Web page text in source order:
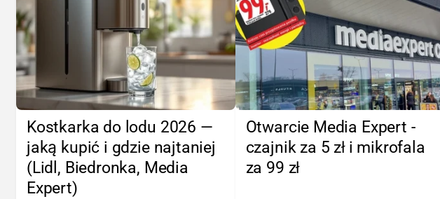
Kostkarka do lodu 2026 —
jaką kupić i gdzie najtaniej
(Lidl, Biedronka, Media
Expert)
Otwarcie Media Expert -
czajnik za 5 zł i mikrofala
za 99 zł